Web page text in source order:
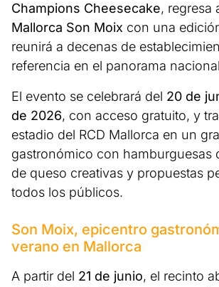
Champions Cheesecake, regresa
Mallorca Son Moix con una
reunirá a decenas de
referencia en el panorama
El evento se celebrará del 20 de
de 2026, con acceso gratuito, y
estadio del RCD Mallorca en un
gastronómico con hamburguesas
de queso creativas y propuestas
todos los públicos.
Son Moix, epicentro
verano en Mallorca
A partir del 21 de junio, el recinto